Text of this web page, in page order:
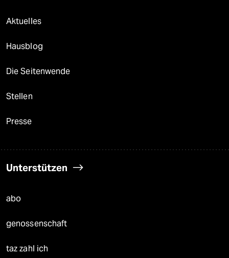
Aktuelles
Hausblog
Die Seitenwende
Stellen
Presse
Unterstützen
abo
genossenschaft
taz zahl ich